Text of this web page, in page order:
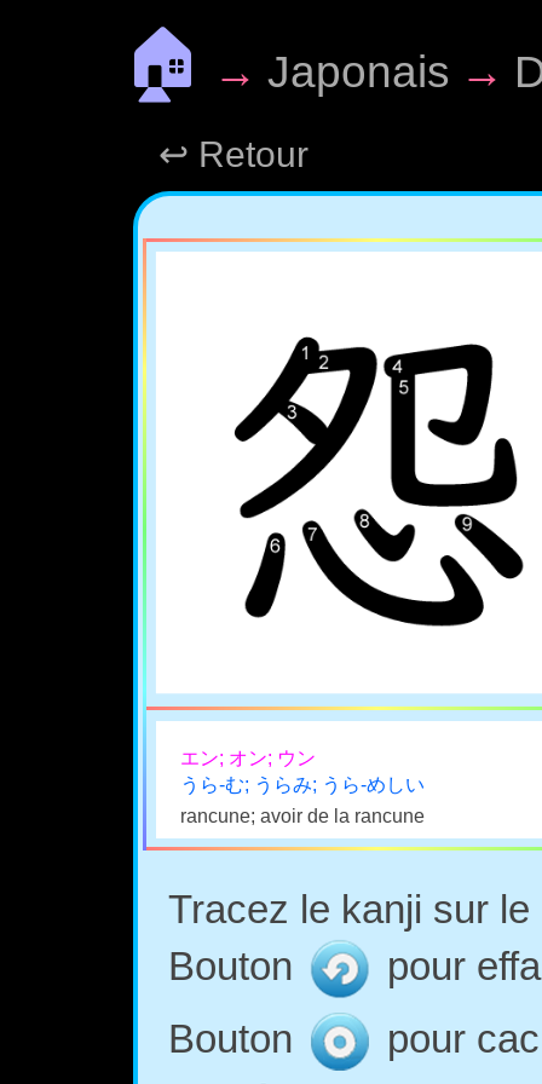
🏠 → Japonais →
↩ Retour
エン; オン; ウン
うら-む; うらみ; うら-めしい
rancune; avoir de la rancune
Tracez le kanji sur
Bouton
pour
Bouton
pour